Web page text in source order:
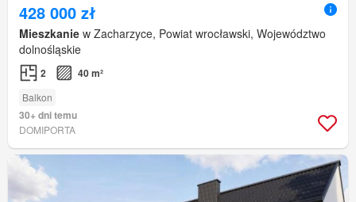
428 000 zł
Mieszkanie w Zacharzyce, Powiat wrocławski, Województwo
dolnośląskie
2 40 m²
Balkon
30+ dni temu
DOMIPORTA